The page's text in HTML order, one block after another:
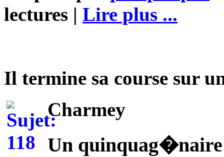
lectures | Lire plus ...
Il termine sa course sur
Charmey
Un